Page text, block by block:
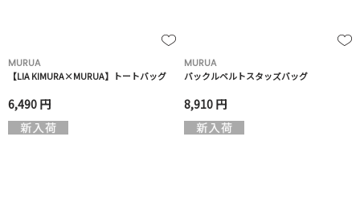
MURUA
【LIA KIMURA×MURUA】トートバッグ
6,490 円
MURUA
バックルベルトスタッズバッグ
8,910 円